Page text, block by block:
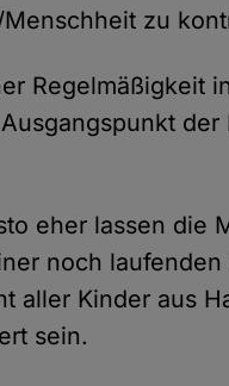
zu
Regelmäßigkeit
eher lassen die
noch
aller Kinder aus
sein.